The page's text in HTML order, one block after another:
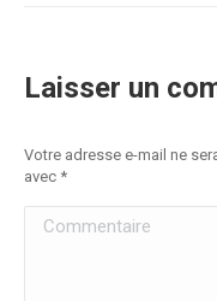
Laisser un
Votre adresse e-mail ne
avec *
Commentaire